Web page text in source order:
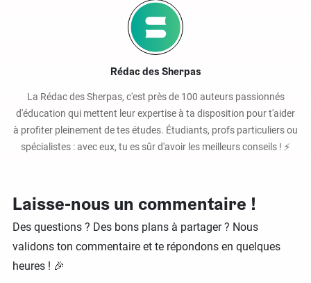
Rédac des Sherpas
La Rédac des Sherpas, c'est près de 100 auteurs passionnés
d'éducation qui mettent leur expertise à ta disposition pour t'aider
à profiter pleinement de tes études. Étudiants, profs particuliers ou
spécialistes : avec eux, tu es sûr d'avoir les meilleurs conseils ! ⚡️
Laisse-nous un commentaire !
Des questions ? Des bons plans à partager ? Nous
validons ton commentaire et te répondons en quelques
heures ! 🎉